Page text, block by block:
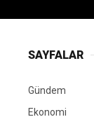
SAYFALAR
Gündem
Ekonomi